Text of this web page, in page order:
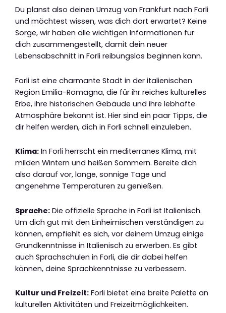
Du planst also deinen Umzug von Frankfurt nach Forli
und möchtest wissen, was dich dort erwartet? Keine
Sorge, wir haben alle wichtigen Informationen für
dich zusammengestellt, damit dein neuer
Lebensabschnitt in Forli reibungslos beginnen kann.
Forli ist eine charmante Stadt in der italienischen
Region Emilia-Romagna, die für ihr reiches kulturelles
Erbe, ihre historischen Gebäude und ihre lebhafte
Atmosphäre bekannt ist. Hier sind ein paar Tipps, die
dir helfen werden, dich in Forli schnell einzuleben.
Klima: In Forli herrscht ein mediterranes Klima, mit
milden Wintern und heißen Sommern. Bereite dich
also darauf vor, lange, sonnige Tage und
angenehme Temperaturen zu genießen.
Sprache: Die offizielle Sprache in Forli ist Italienisch.
Um dich gut mit den Einheimischen verständigen zu
können, empfiehlt es sich, vor deinem Umzug einige
Grundkenntnisse in Italienisch zu erwerben. Es gibt
auch Sprachschulen in Forli, die dir dabei helfen
können, deine Sprachkenntnisse zu verbessern.
Kultur und Freizeit: Forli bietet eine breite Palette an
kulturellen Aktivitäten und Freizeitmöglichkeiten.